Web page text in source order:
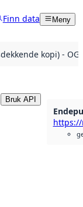
Finn data Meny
kopi) -
Bruk API